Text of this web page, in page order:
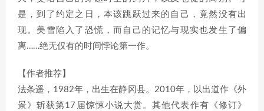
是，到了约定之日，本该跳跃过来的自己，竟然没有出
现。美雪陷入了恐慌，而自己的记忆与现实也发生了偏
离……绝无仅有的时间悖论第一作。
【作者推荐】
法条遥，1982年，出生在静冈县。2010年，以出道作《外
景》斩获第17届惊悚小说大赏。其他代表作有《修订》